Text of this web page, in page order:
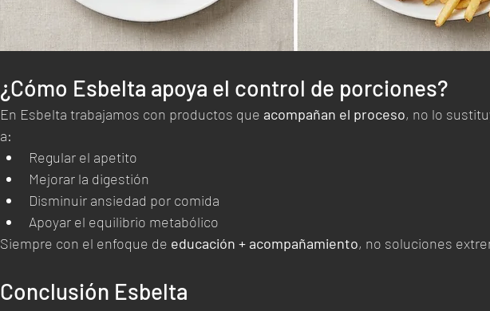
¿Cómo Esbelta apoya el control de porciones?
En Esbelta trabajamos con productos que acompañan el proceso, no lo
a:
Regular el apetito
Mejorar la digestión
Disminuir ansiedad por comida
Apoyar el equilibrio metabólico
Siempre con el enfoque de educación + acompañamiento, no soluciones
Conclusión Esbelta